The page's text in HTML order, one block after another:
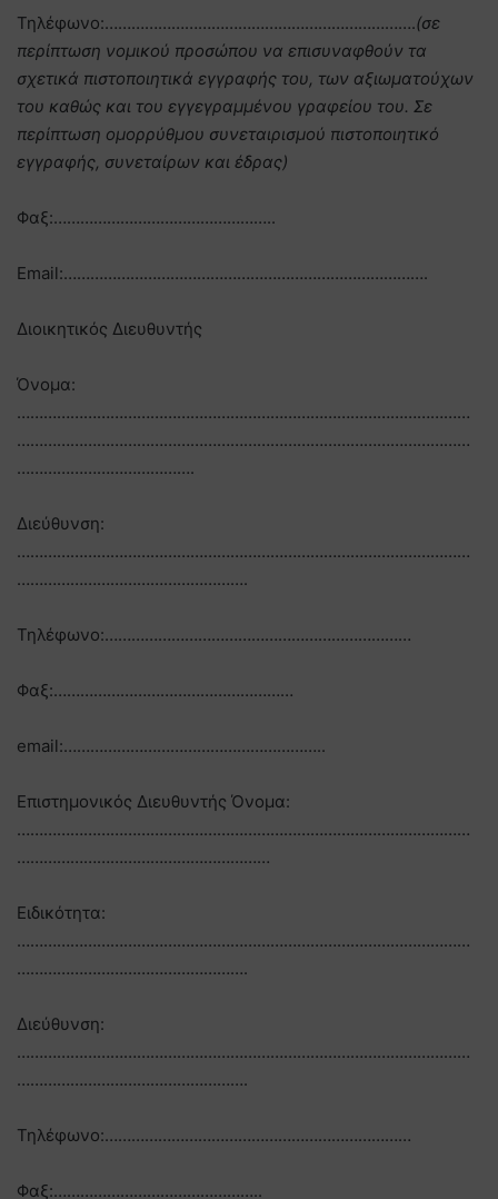
Τηλέφωνο:…………………………………………………………….(σε
περίπτωση νομικού προσώπου να επισυναφθούν τα
σχετικά πιστοποιητικά εγγραφής του, των αξιωματούχων
του καθώς και του εγγεγραμμένου γραφείου του. Σε
περίπτωση ομορρύθμου συνεταιρισμού πιστοποιητικό
εγγραφής, συνεταίρων και έδρας)
Φαξ:…………………………………………..
Email:……………………………………………………………………….
Διοικητικός Διευθυντής
Όνομα:
…………………………………………………………………………………………
…………………………………………………………………………………………
………………………………….
Διεύθυνση:
…………………………………………………………………………………………
…………………………………………….
Τηλέφωνο:……………………………………………………………
Φαξ:………………………………………………
email:…………………………………………………..
Επιστημονικός Διευθυντής Όνομα:
…………………………………………………………………………………………
…………………………………………………
Ειδικότητα:
…………………………………………………………………………………………
…………………………………………….
Διεύθυνση:
…………………………………………………………………………………………
…………………………………………….
Τηλέφωνο:……………………………………………………………
Φαξ:………………………………………..